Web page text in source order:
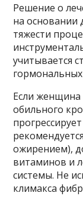
Решение о
на основании
тяжести
учитывается
гормональных
Если женщина
обильного
ожирением),
витаминов и
системы. Не
климакса